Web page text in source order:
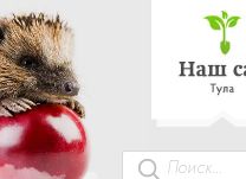
Каталог
Гортензии
Грунты